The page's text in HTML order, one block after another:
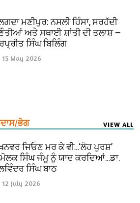
ਮਣੀਪੁਰ: ਨਸਲੀ ਹਿੰਸਾ, ਸਰਹੱਦੀ
ਅਤੇ ਸਥਾਈ ਸ਼ਾਂਤੀ ਦੀ ਤਲਾਸ਼ —
ਸਿੰਘ ਬਿਲਿੰਗ
15 May 2026
ਭੋਗ VIEW ALL
ਜਿਓਣ ਮਰ ਕੇ ਵੀ…‘ਲੋਹ ਪੁਰਸ਼’
ਸਿੰਘ ਜੰਮੂ ਨੂੰ ਯਾਦ ਕਰਦਿਆਂ…ਡਾ.
ਸਿੰਘ ਬਾਠ
12 July 2026